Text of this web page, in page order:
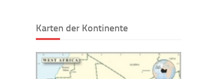
Karten der Kontinente